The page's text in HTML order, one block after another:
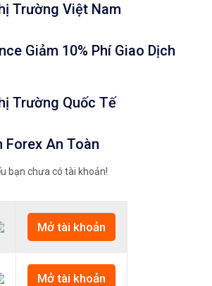
Trường Việt Nam
Giảm 10% Phí Giao Dịch
Trường Quốc Tế
Forex An Toàn
bạn chưa có tài khoản!
Mở tài khoản
Mở tài khoản